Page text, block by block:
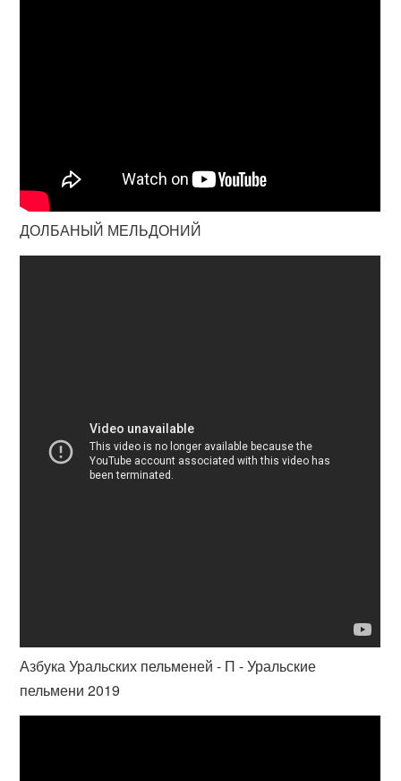
ДОЛБАНЫЙ МЕЛЬДОНИЙ
Азбука Уральских пельменей - П - Уральские
пельмени 2019